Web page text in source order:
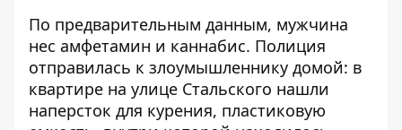
По предварительным данным, мужчина
нес амфетамин и каннабис. Полиция
отправилась к злоумышленнику домой: в
квартире на улице Стальского нашли
наперсток для курения, пластиковую